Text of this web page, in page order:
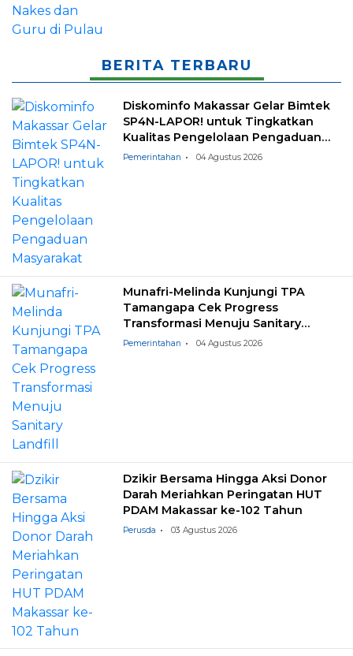
BERITA TERBARU
Diskominfo Makassar Gelar Bimtek
SP4N-LAPOR! untuk Tingkatkan
Kualitas Pengelolaan Pengaduan
Masyarakat
Pemerintahan 04 Agustus 2026
Munafri-Melinda Kunjungi TPA
Tamangapa Cek Progress
Transformasi Menuju Sanitary
Landfill
Pemerintahan 04 Agustus 2026
Dzikir Bersama Hingga Aksi Donor
Darah Meriahkan Peringatan HUT
PDAM Makassar ke-102 Tahun
Perusda 03 Agustus 2026